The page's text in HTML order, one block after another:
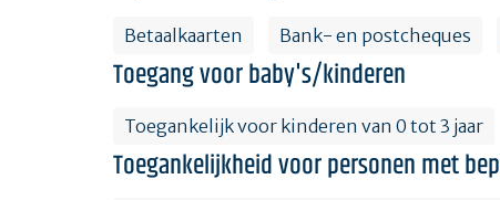
Betaalkaarten Bank- en postcheques
Toegang voor baby's/kinderen
Toegankelijk voor kinderen van 0 tot 3 jaar
Toegankelijkheid voor personen met